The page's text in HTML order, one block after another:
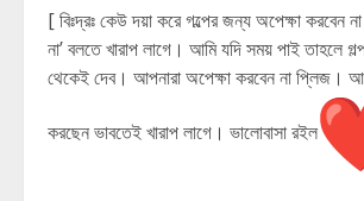
[ বিঃদ্রঃ কেউ দয়া করে গল্পের জন্য অপেক্ষা করবেন
না’ বলতে খারাপ লাগে। আমি যদি সময় পাই তাহলে
থেকেই দেব। আপনারা অপেক্ষা করবেন না প্লিজ।
করছেন ভাবতেই খারাপ লাগে। ভালোবাসা রইল